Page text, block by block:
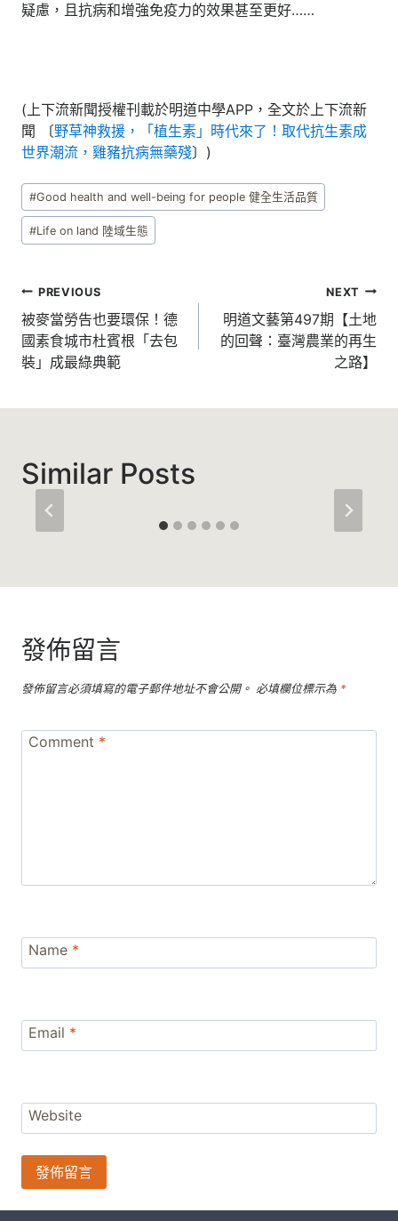
疑慮，且抗病和增強免疫力的效果甚至更好……
(上下流新聞授權刊載於明道中學APP，全文於上下流新
聞 〔野草神救援，「植生素」時代來了！取代抗生素成
世界潮流，雞豬抗病無藥殘〕)
Post
Tags:
#Good health and well-being for people 健全生活品質
#Life on land 陸域生態
文
章
導
PREVIOUS
被麥當勞告也要環保！德
國素食城市杜賓根「去包
裝」成最綠典範
NEXT
明道文藝第497期【土地
的回聲：臺灣農業的再生
之路】
Similar Posts
發佈留言
發佈留言必須填寫的電子郵件地址不會公開。 必填欄位標示為 *
Comment *
Name *
Email *
Website